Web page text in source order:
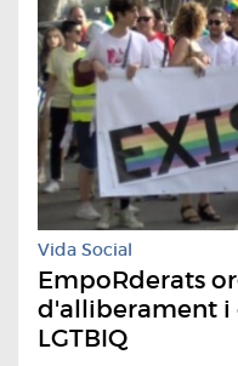
Vida Social
EmpoRderats
d'alliberament i
LGTBIQ